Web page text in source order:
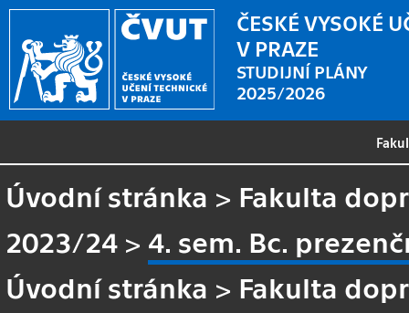
ČESKÉ VYSOKÉ
V PRAZE
STUDIJNÍ PLÁNY
2025/2026
Úvodní stránka > Fakulta
2023/24 > 4. sem. Bc.
Úvodní stránka > Fakulta